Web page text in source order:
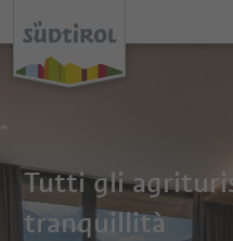
Tutti gli
tranquillità